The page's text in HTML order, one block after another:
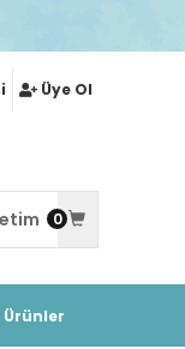
Üye Ol
0
Ürünler